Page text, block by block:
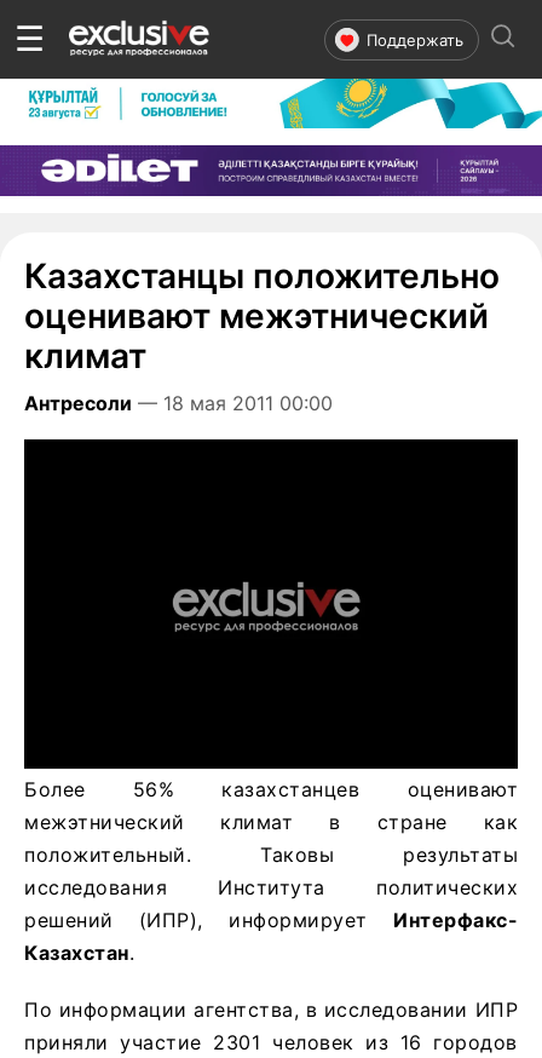
☰ Поддержать
Казахстанцы положительно
оценивают межэтнический
климат
Антресоли — 18 мая 2011 00:00
Более 56% казахстанцев оценивают
межэтнический климат в стране как
положительный. Таковы результаты
исследования Института политических
решений (ИПР), информирует Интерфакс-
Казахстан.
По информации агентства, в исследовании ИПР
приняли участие 2301 человек из 16 городов